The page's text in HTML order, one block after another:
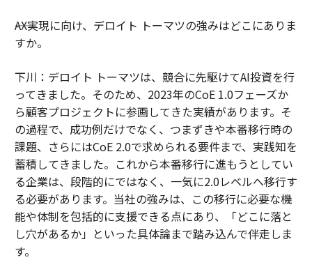
――AX実現に向け、デロイト トーマツの強みはどこにありま
すか。
下川：デロイト トーマツは、競合に先駆けてAI投資を行
ってきました。そのため、2023年のCoE 1.0フェーズか
ら顧客プロジェクトに参画してきた実績があります。そ
の過程で、成功例だけでなく、つまずきや本番移行時の
課題、さらにはCoE 2.0で求められる要件まで、実践知を
蓄積してきました。これから本番移行に進もうとしてい
る企業は、段階的にではなく、一気に2.0レベルへ移行す
る必要があります。当社の強みは、この移行に必要な機
能や体制を包括的に支援できる点にあり、「どこに落と
し穴があるか」といった具体論まで踏み込んで伴走しま
す。